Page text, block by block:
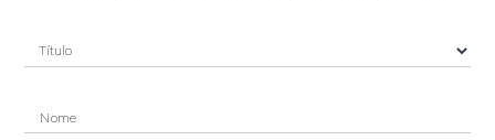
Nome